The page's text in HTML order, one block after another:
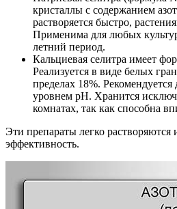
кристаллы с содержанием
растворяется быстро,
Применима для любых
летний период.
Кальциевая селитра имеет
Реализуется в виде белых
пределах 18%.
уровнем pH. Хранится
комнатах, так как способна
Эти препараты легко
эффективность.